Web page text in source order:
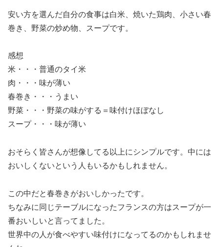
安い方を選んだ自分の食事は白米、焼いた鶏肉、小さい春
巻き、野菜の炒め物、スープです。
感想
米・・・普通のタイ米
肉・・・味が薄い
春巻き・・・うまい
野菜・・・野菜の味がする＝味付けほぼなし
スープ・・・味が薄い
おそらく皆さんが想像してる以上にシンプルです。中には
おいしくないという人もいるかもしれません。
この中だと春巻きがおいしかったです。
ちなみに同じテーブルになったフランスの方はスープが一
番おいしいと言ってました。
世界中の人が食べやすい味付けになってるのかもしれませ